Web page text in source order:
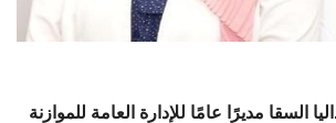
السقا مديرًا عامًا للإدارة العامة للموازنة